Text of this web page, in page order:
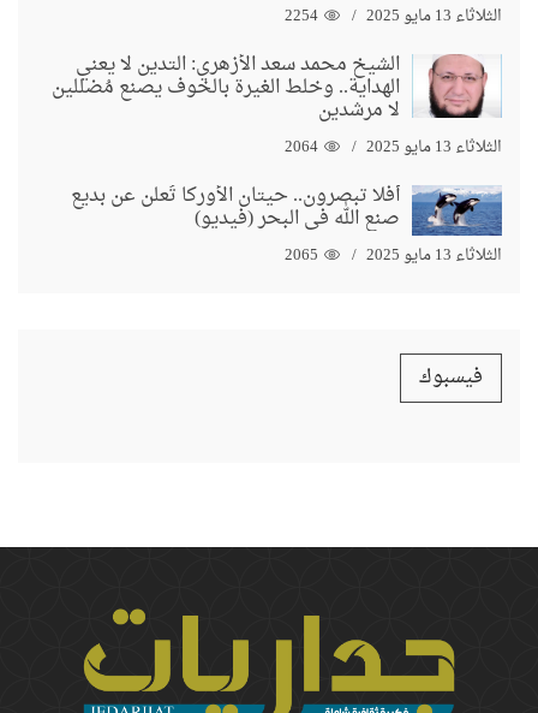
الثلاثاء 13 مايو 2025 2254
الشيخ محمد سعد الأزهري: التدين لا يعني
الهداية.. وخلط الغيرة بالخوف يصنع مُضللين
لا مرشدين
الثلاثاء 13 مايو 2025 2064
أفلا تبصرون.. حيتان الأوركا تُعلن عن بديع
صنع الله في البحر (فيديو)
الثلاثاء 13 مايو 2025 2065
فيسبوك